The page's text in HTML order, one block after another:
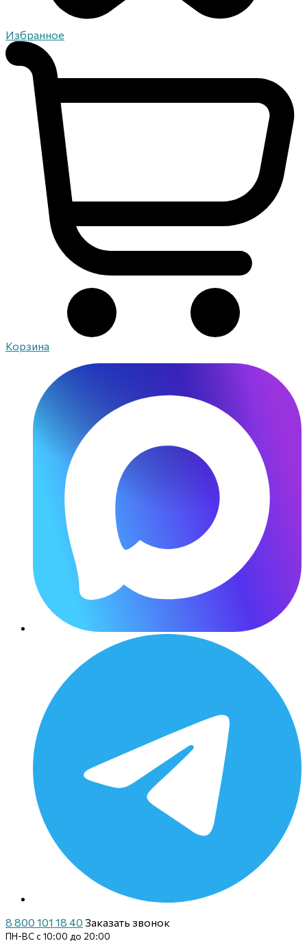
Избранное
Корзина
8 800 101 18 40 Заказать звонок
ПН-ВС с 10:00 до 20:00